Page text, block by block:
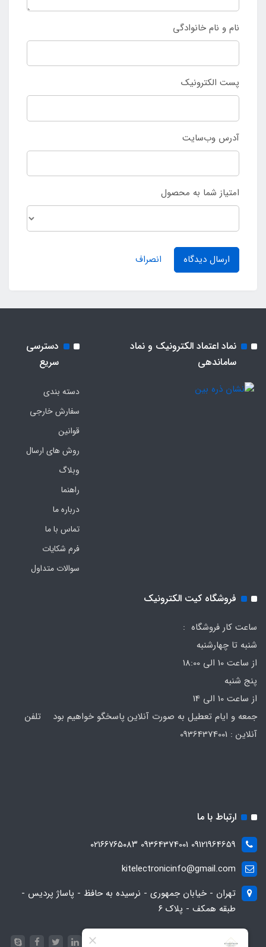
نام و نام خانوادگی
پست الکترونیک
آدرس وب‌سایت
امتیاز شما به محصول
ارسال دیدگاه انصراف
نماد اعتماد الکترونیک و نماد
ساماندهی
دسترسی
سریع
دسته بندی
سفارش خارجی
قوانین
روش های ارسال
وبلاگ
راهنما
درباره ما
تماس با ما
فرم‌ شکایات
سوالات متداول
فروشگاه کیت الکترونیک
ساعت کار فروشگاه :
شنبه تا چهارشنبه
از ساعت 10 الی 18:00
پنج شنبه
از ساعت 10 الی 14
جمعه و ایام تعطیل به صورت آنلاین پاسخگو خواهیم بود تلفن
ارتباط با ما
09121964659 09364374001 ۰۲۱۶۶۷۶۵۰۸۳
kitelectronicinfo@gmail.com
تهران - خیابان جمهوری - نرسیده به حافظ - پاساژ پردیس -
طبقه همکف - پلاک ۶